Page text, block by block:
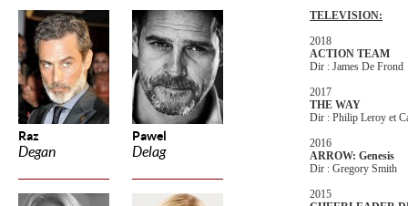
Raz
Degan
Pawel
Delag
TELEVISION:
2018
ACTION TEAM
Dir : James De Frond
2017
THE WAY
Dir : Philip Leroy et
2016
ARROW: Genesis
Dir : Gregory Smith
2015